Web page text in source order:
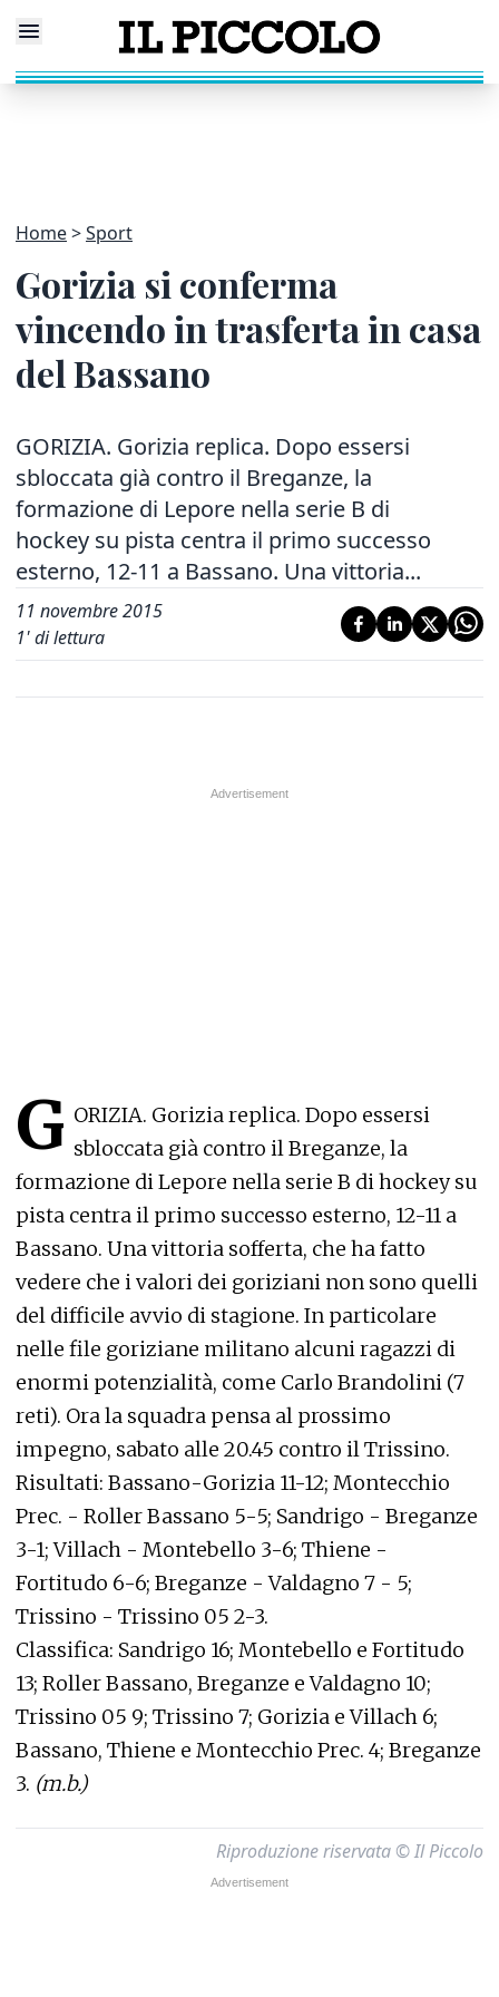
Home Sport
Gorizia si conferma
vincendo in trasferta in casa
del Bassano
GORIZIA. Gorizia replica. Dopo essersi
sbloccata già contro il Breganze, la
formazione di Lepore nella serie B di
hockey su pista centra il primo successo
esterno, 12-11 a Bassano. Una vittoria...
11 novembre 2015
1' di lettura
G ORIZIA. Gorizia replica. Dopo essersi
sbloccata già contro il Breganze, la
formazione di Lepore nella serie B di hockey su
pista centra il primo successo esterno, 12-11 a
Bassano. Una vittoria sofferta, che ha fatto
vedere che i valori dei goriziani non sono quelli
del difficile avvio di stagione. In particolare
nelle file goriziane militano alcuni ragazzi di
enormi potenzialità, come Carlo Brandolini (7
reti). Ora la squadra pensa al prossimo
impegno, sabato alle 20.45 contro il Trissino.
Risultati: Bassano-Gorizia 11-12; Montecchio
Prec. - Roller Bassano 5-5; Sandrigo - Breganze
3-1; Villach - Montebello 3-6; Thiene -
Fortitudo 6-6; Breganze - Valdagno 7 - 5;
Trissino - Trissino 05 2-3.
Classifica: Sandrigo 16; Montebello e Fortitudo
13; Roller Bassano, Breganze e Valdagno 10;
Trissino 05 9; Trissino 7; Gorizia e Villach 6;
Bassano, Thiene e Montecchio Prec. 4; Breganze
3. (m.b.)
Riproduzione riservata © Il Piccolo